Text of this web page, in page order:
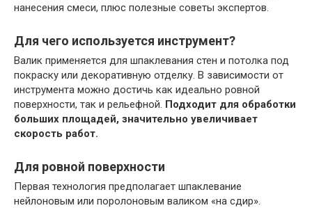
нанесения смеси, плюс полезные советы экспертов.
Для чего используется инструмент?
Валик применяется для шпаклевания стен и потолка под
покраску или декоративную отделку. В зависимости от
инструмента можно достичь как идеально ровной
поверхности, так и рельефной. Подходит для обработки
больших площадей, значительно увеличивает
скорость работ.
Для ровной поверхности
Первая технология предполагает шпаклевание
нейлоновым или поролоновым валиком «на сдир».